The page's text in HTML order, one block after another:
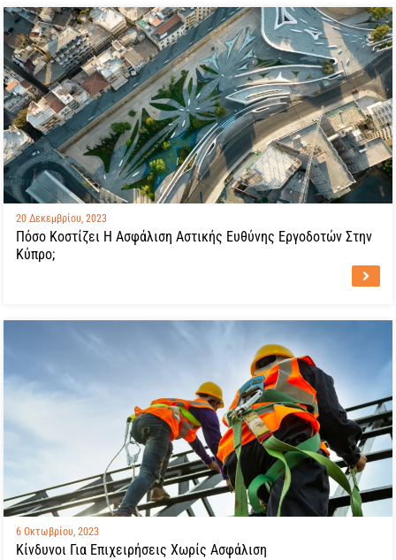
20 Δεκεμβρίου, 2023
Πόσο Κοστίζει Η Ασφάλιση Αστικής Ευθύνης Εργοδοτών Στην
Κύπρο;
6 Οκτωβρίου, 2023
Κίνδυνοι Για Επιχειρήσεις Χωρίς Ασφάλιση